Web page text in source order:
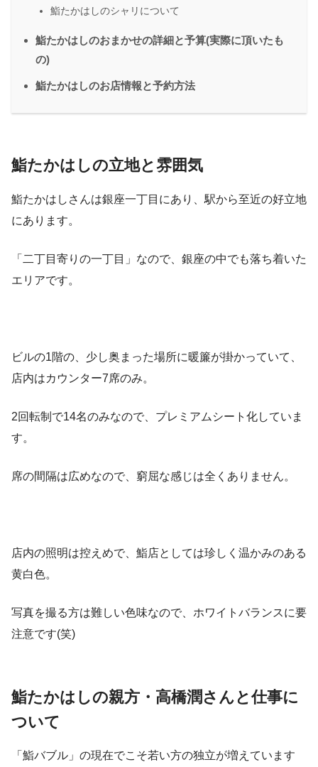
鮨たかはしのシャリについて
鮨たかはしのおまかせの詳細と予算(実際に頂いたも
の)
鮨たかはしのお店情報と予約方法
鮨たかはしの立地と雰囲気
鮨たかはしさんは銀座一丁目にあり、駅から至近の好立地
にあります。
「二丁目寄りの一丁目」なので、銀座の中でも落ち着いた
エリアです。
ビルの1階の、少し奥まった場所に暖簾が掛かっていて、
店内はカウンター7席のみ。
2回転制で14名のみなので、プレミアムシート化していま
す。
席の間隔は広めなので、窮屈な感じは全くありません。
店内の照明は控えめで、鮨店としては珍しく温かみのある
黄白色。
写真を撮る方は難しい色味なので、ホワイトバランスに要
注意です(笑)
鮨たかはしの親方・高橋潤さんと仕事に
ついて
「鮨バブル」の現在でこそ若い方の独立が増えています